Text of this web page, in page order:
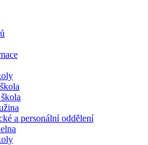
a personální oddělení